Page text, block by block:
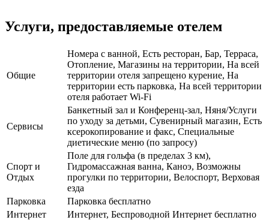
Услуги, предоставляемые отелем
Общие
Номера с ванной, Есть ресторан, Бар, Терраса,
Отопление, Магазины на территории, На всей
территории отеля запрещено курение, На
территории есть парковка, На всей территории
отеля работает Wi-Fi
Сервисы
Банкетный зал и Конференц-зал, Няня/Услуги
по уходу за детьми, Сувенирный магазин, Есть
ксерокопирование и факс, Специальные
диетические меню (по запросу)
Спорт и
Отдых
Поле для гольфа (в пределах 3 км),
Гидромассажная ванна, Каноэ, Возможны
прогулки по территории, Велоспорт, Верховая
езда
Парковка
Парковка бесплатно
Интернет
Интернет, Беспроводной Интернет бесплатно